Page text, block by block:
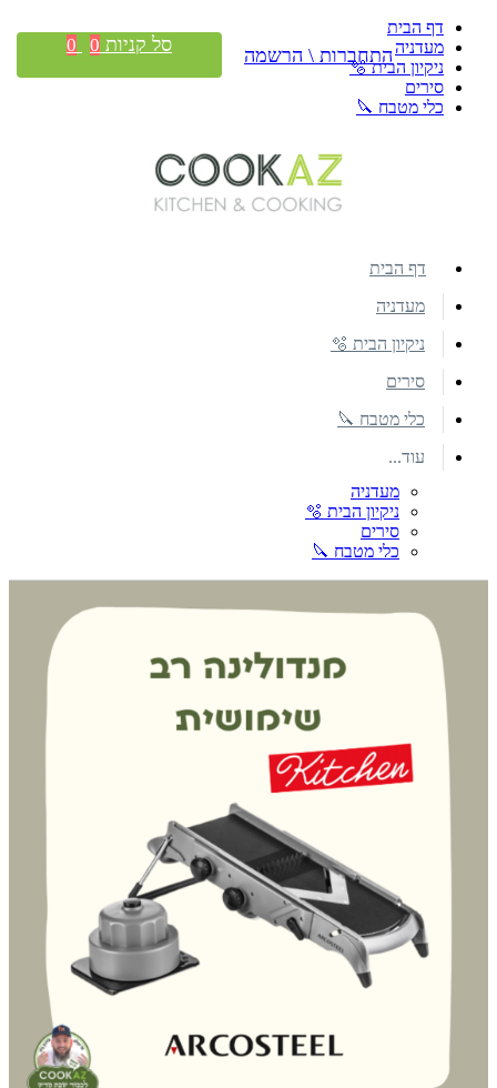
דף הבית
מעדניה
ניקיון הבית 🫧
סירים
כלי מטבח 🔪
התחברות \ הרשמה סל קניות 0
0
דף הבית
מעדניה
ניקיון הבית 🫧
סירים
כלי מטבח 🔪
עוד...
מעדניה
ניקיון הבית 🫧
סירים
כלי מטבח 🔪